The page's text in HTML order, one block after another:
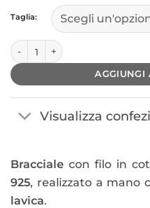
Taglia:
Bracciale Crono – Occhio di Tigre
AGGIUNGI
Visualizza
Bracciale con filo in
925, realizzato a mano
lavica.